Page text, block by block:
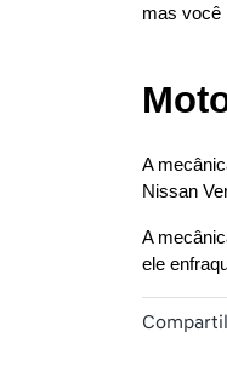
mas você
A
Nissan
A
ele